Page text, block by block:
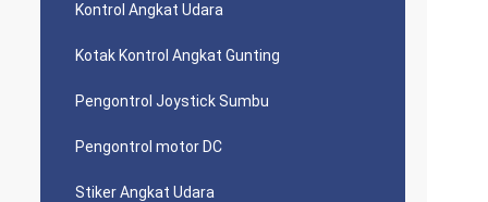
Kontrol Angkat Udara
Kotak Kontrol Angkat Gunting
Pengontrol Joystick Sumbu
Pengontrol motor DC
Stiker Angkat Udara